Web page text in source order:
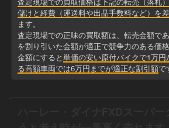
儲けと経費（運送料や出品手数料など）を
ます。
査定現場での正味の買取額は、転売金額で
を割り引いた金額が適正で競争力のある価格
金額にすると単価の安い原付バイクで1万円
る高額車両では6万円までが適正な割引額で